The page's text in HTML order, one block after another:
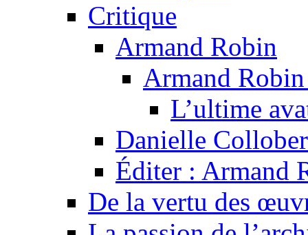
Critique
Armand Robin
Armand
L’ultime
Danielle
Éditer : Armand
De la vertu des